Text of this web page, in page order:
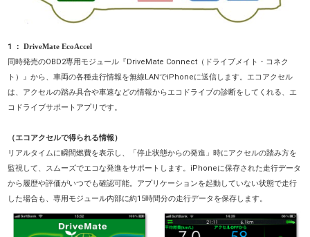
1 ：DriveMate EcoAccel
同時発売のOBD2専用モジュール『DriveMate Connect（ドライブメイト・コネク
ト）』から、車両の各種走行情報を無線LANでiPhoneに送信します。エコアクセル
は、アクセルの踏み具合や車速などの情報からエコドライブの診断をしてくれる、エ
コドライブサポートアプリです。
（エコアクセルで得られる情報）
リアルタイムに瞬間燃費を表示し、「停止状態からの発進」時にアクセルの踏み方を
監視して、スムーズでエコな発進をサポートします。iPhoneに保存された走行データ
から履歴や評価がいつでも確認可能。アプリケーションを起動していない状態で走行
した場合も、専用モジュール内部に約15時間分の走行データを保存します。